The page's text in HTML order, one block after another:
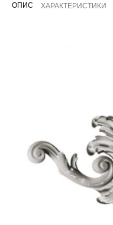
ОПИС ХАРАКТЕРИСТИКИ